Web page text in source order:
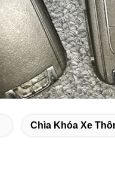
Chìa Khóa Xe